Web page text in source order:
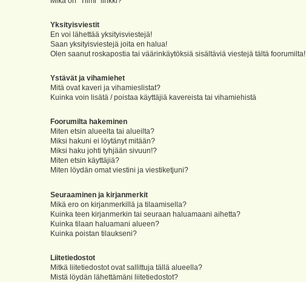
Yksityisviestit
En voi lähettää yksityisviestejä!
Saan yksityisviestejä joita en halua!
Olen saanut roskapostia tai väärinkäytöksiä sisältäviä viestejä tältä foorumilta!
Ystävät ja vihamiehet
Mitä ovat kaveri ja vihamieslistat?
Kuinka voin lisätä / poistaa käyttäjiä kavereista tai vihamiehistä
Foorumilta hakeminen
Miten etsin alueelta tai alueilta?
Miksi hakuni ei löytänyt mitään?
Miksi haku johti tyhjään sivuun!?
Miten etsin käyttäjiä?
Miten löydän omat viestini ja viestiketjuni?
Seuraaminen ja kirjanmerkit
Mikä ero on kirjanmerkillä ja tilaamisella?
Kuinka teen kirjanmerkin tai seuraan haluamaani aihetta?
Kuinka tilaan haluamani alueen?
Kuinka poistan tilaukseni?
Liitetiedostot
Mitkä liitetiedostot ovat sallittuja tällä alueella?
Mistä löydän lähettämäni liitetiedostot?